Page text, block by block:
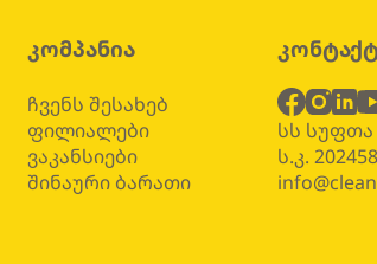
კომპანია
ჩვენს შესახებ
ფილიალები
ვაკანსიები
შინაური ბარათი
სს
ს.კ.